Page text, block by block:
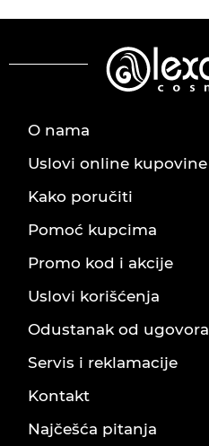
O nama
Uslovi online kupovine
Kako poručiti
Pomoć kupcima
Promo kod i akcije
Uslovi korišćenja
Odustanak od ugovora
Servis i reklamacije
Kontakt
Najčešća pitanja